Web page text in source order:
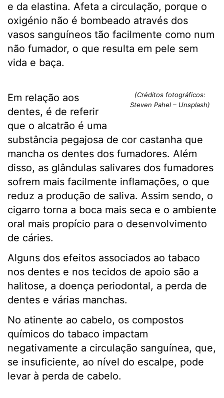
e da elastina. Afeta a circulação, porque o
oxigénio não é bombeado através dos
vasos sanguíneos tão facilmente como num
não fumador, o que resulta em pele sem
vida e baça.
(Créditos fotográficos:
Steven Pahel – Unsplash)
Em relação aos
dentes, é de referir
que o alcatrão é uma
substância pegajosa de cor castanha que
mancha os dentes dos fumadores. Além
disso, as glândulas salivares dos fumadores
sofrem mais facilmente inflamações, o que
reduz a produção de saliva. Assim sendo, o
cigarro torna a boca mais seca e o ambiente
oral mais propício para o desenvolvimento
de cáries.
Alguns dos efeitos associados ao tabaco
nos dentes e nos tecidos de apoio são a
halitose, a doença periodontal, a perda de
dentes e várias manchas.
No atinente ao cabelo, os compostos
químicos do tabaco impactam
negativamente a circulação sanguínea, que,
se insuficiente, ao nível do escalpe, pode
levar à perda de cabelo.